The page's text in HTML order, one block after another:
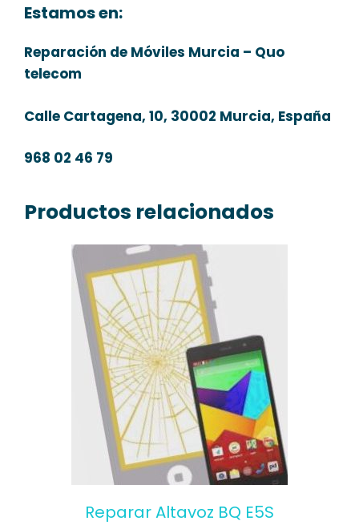
Estamos en:
Reparación de Móviles Murcia – Quo
telecom
Calle Cartagena, 10, 30002 Murcia, España
968 02 46 79
Productos relacionados
Reparar Altavoz BQ E5S